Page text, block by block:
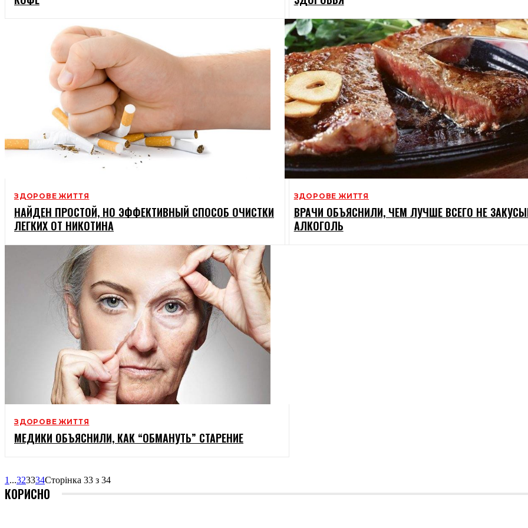
ЗДОРОВЕ ЖИТТЯ
НАЙДЕН ПРОСТОЙ, НО ЭФФЕКТИВНЫЙ СПОСОБ ОЧИСТКИ
ЛЕГКИХ ОТ НИКОТИНА
ЗДОРОВЕ ЖИТТЯ
ВРАЧИ ОБЪЯСНИЛИ, ЧЕМ ЛУЧШЕ ВСЕГО НЕ
АЛКОГОЛЬ
ЗДОРОВЕ ЖИТТЯ
МЕДИКИ ОБЪЯСНИЛИ, КАК “ОБМАНУТЬ” СТАРЕНИЕ
1 ...323334Сторінка 33 з 34
КОРИСНО